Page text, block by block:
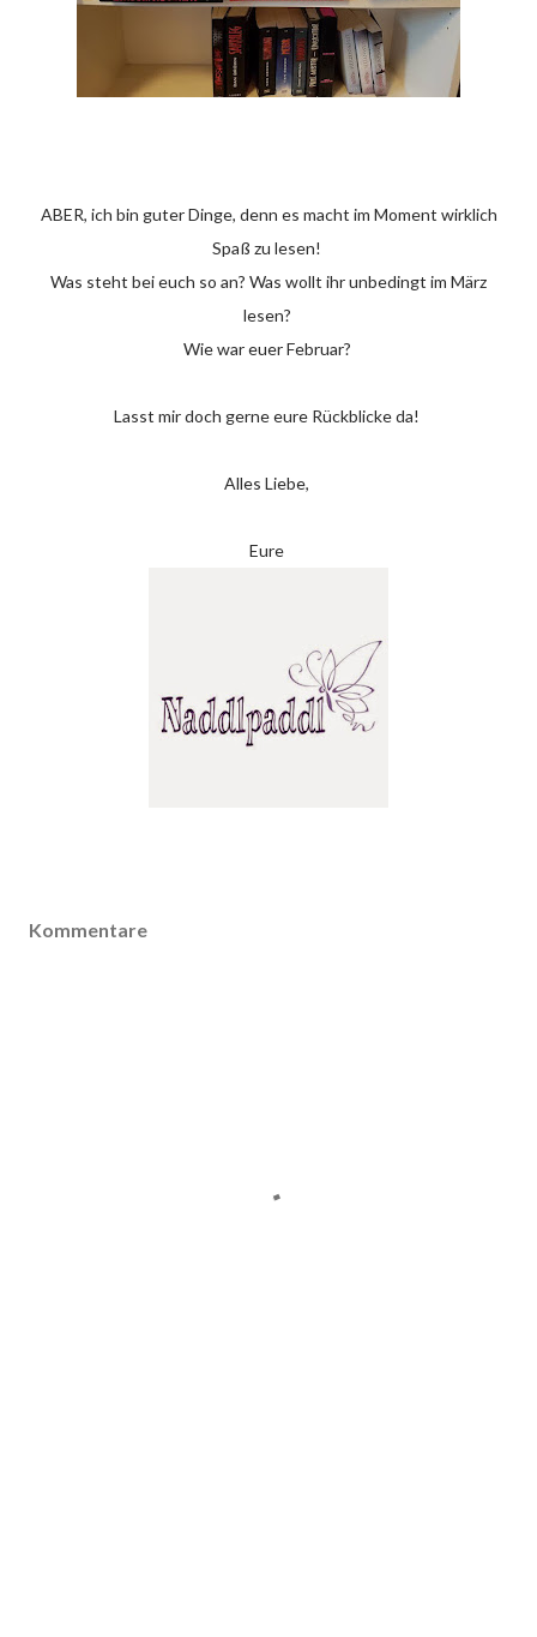
ABER, ich bin guter Dinge, denn es macht im Moment wirklich
Spaß zu lesen!
Was steht bei euch so an? Was wollt ihr unbedingt im März
lesen?
Wie war euer Februar?
Lasst mir doch gerne eure Rückblicke da!
Alles Liebe,
Eure
Kommentare